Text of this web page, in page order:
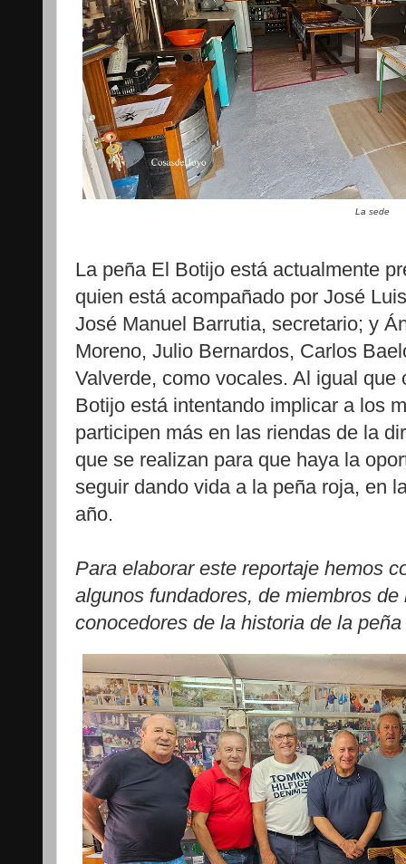
La sede
La peña El Botijo está actualmente
quien está acompañado por José
José Manuel Barrutia, secretario; y
Moreno, Julio Bernardos, Carlos
Valverde, como vocales. Al igual
Botijo está intentando implicar a los
participen más en las riendas de la
que se realizan para que haya la
seguir dando vida a la peña roja, en
año.
Para elaborar este reportaje hemos
algunos fundadores, de miembros
conocedores de la historia de la